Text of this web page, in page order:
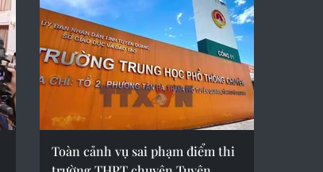
Toàn cảnh vụ sai phạm điểm thi